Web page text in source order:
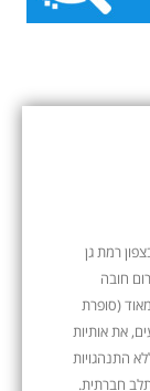
לשנת הלימודים הבאה (ספטמבר 25) בצפון רמת גן
חובה
(סופרת
את אותיות
התנהגויות
חברתית.